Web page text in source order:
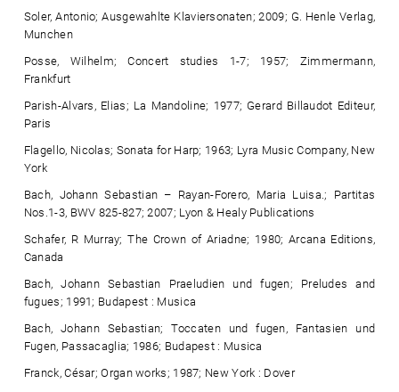
Soler, Antonio; Ausgewahlte Klaviersonaten; 2009; G. Henle Verlag,
Munchen
Posse, Wilhelm; Concert studies 1-7; 1957; Zimmermann,
Frankfurt
Parish-Alvars, Elias; La Mandoline; 1977; Gerard Billaudot Editeur,
Paris
Flagello, Nicolas; Sonata for Harp; 1963; Lyra Music Company, New
York
Bach, Johann Sebastian – Rayan-Forero, Maria Luisa.; Partitas
Nos.1-3, BWV 825-827; 2007; Lyon & Healy Publications
Schafer, R Murray; The Crown of Ariadne; 1980; Arcana Editions,
Canada
Bach, Johann Sebastian Praeludien und fugen; Preludes and
fugues; 1991; Budapest : Musica
Bach, Johann Sebastian; Toccaten und fugen, Fantasien und
Fugen, Passacaglia; 1986; Budapest : Musica
Franck, César; Organ works; 1987; New York : Dover